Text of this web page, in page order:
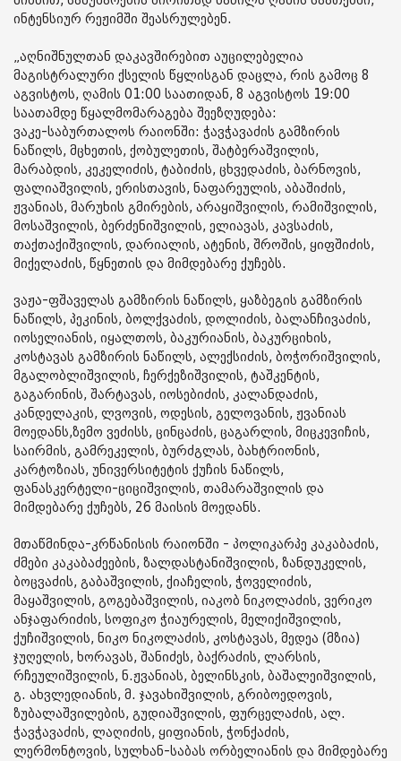
ინტენსიურ რეჟიმში შეასრულებენ.
„აღნიშნულთან დაკავშირებით აუცილებელია
მაგისტრალური ქსელის წყლისგან დაცლა, რის გამოც 8
აგვისტოს, ღამის 01:00 საათიდან, 8 აგვისტოს 19:00
საათამდე წყალმომარაგება შეეზღუდება:
ვაკე-საბურთალოს რაიონში: ჭავჭავაძის გამზირის
ნაწილს, მცხეთის, ქობულეთის, შატბერაშვილის,
მარაბდის, კეკელიძის, ტაბიძის, ცხვედაძის, ბარნოვის,
ფალიაშვილის, ერისთავის, ნაფარეულის, აბაშიძის,
ჟვანიას, მარუხის გმირების, არაყიშვილის, რამიშვილის,
მოსაშვილის, ბერძენიშვილის, ელიავას, კავსაძის,
თაქთაქიშვილის, დარიალის, ატენის, შროშის, ყიფშიძის,
მიქელაძის, წყნეთის და მიმდებარე ქუჩებს.
ვაჟა-ფშაველას გამზირის ნაწილს, ყაზბეგის გამზირის
ნაწილს, პეკინის, ბოლქვაძის, დოლიძის, ბალანჩივაძის,
იოსელიანის, იყალთოს, ბაკურიანის, ბაკურციხის,
კოსტავას გამზირის ნაწილს, ალექსიძის, ბოჭორიშვილის,
მგალობლიშვილის, ჩერქეზიშვილის, ტაშკენტის,
გაგარინის, შარტავას, იოსებიძის, კალანდაძის,
კანდელაკის, ლვოვის, ოდესის, გელოვანის, ჟვანიას
მოედანს,ზემო ვეძისს, ცინცაძის, ცაგარლის, მიცკევიჩის,
საირმის, გამრეკელის, ბურძგლას, ბახტრიონის,
კარტოზიას, უნივერსიტეტის ქუჩის ნაწილს,
ფანასკერტელი-ციციშვილის, თამარაშვილის და
მიმდებარე ქუჩებს, 26 მაისის მოედანს.
მთაწმინდა-კრწანისის რაიონში - პოლიკარპე კაკაბაძის,
ძმები კაკაბაძეების, ზალდასტანიშვილის, ზანდუკელის,
ბოცვაძის, გაბაშვილის, ქიაჩელის, ჭოველიძის,
მაყაშვილის, გოგებაშვილის, იაკობ ნიკოლაძის, ვერიკო
ანჯაფარიძის, სოფიკო ჭიაურელის, მელიქიშვილის,
ქუჩიშვილის, ნიკო ნიკოლაძის, კოსტავას, მედეა (მზია)
ჯუღელის, ხორავას, შანიძეს, ბაქრაძის, ლარსის,
რჩეულიშვილის, ნ.ჟვანიას, ბელინსკის, ბაშალეიშვილის,
გ. ახვლედიანის, მ. ჯავახიშვილის, გრიბოედოვის,
ზუბალაშვილების, გუდიაშვილის, ფურცელაძის, ალ.
ჭავჭავაძის, ლაღიძის, ყიფიანის, ჭონქაძის,
ლერმონტოვის, სულხან-საბას ორბელიანის და მიმდებარე